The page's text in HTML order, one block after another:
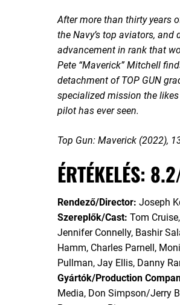
After more than thirty years
the Navy’s top aviators, and
advancement in rank that
Pete “Maverick” Mitchell
detachment of TOP GUN
specialized mission the
pilot has ever seen.
Top Gun: Maverick (2022),
ÉRTÉKELÉS:
Rendező/Director: Joseph
Szereplők/Cast: Tom
Jennifer Connelly, Bashir
Hamm, Charles Parnell,
Pullman, Jay Ellis, Danny
Gyártók/Production
Media, Don Simpson/Jerry